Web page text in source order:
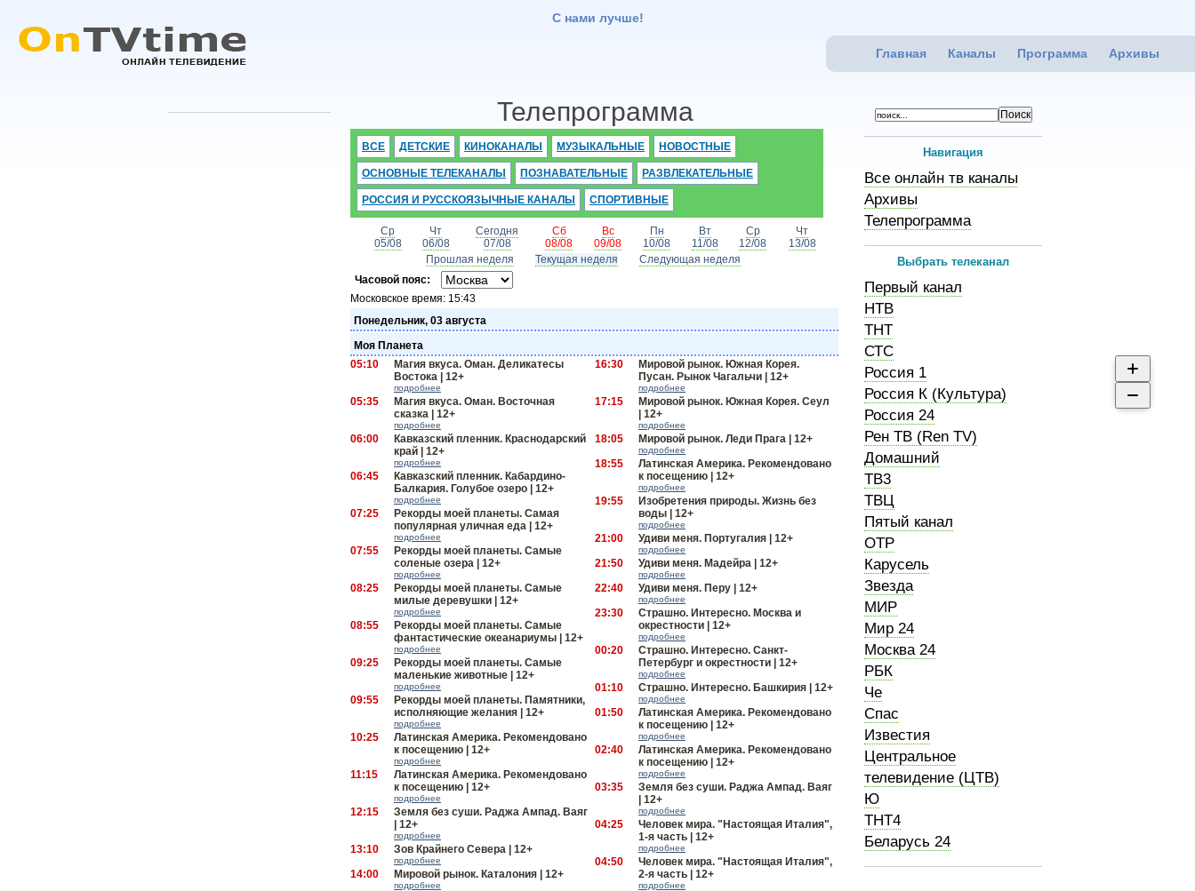
С нами лучше!
Главная Каналы Программа Архивы
Телепрограмма
ВСЕ ДЕТСКИЕ КИНОКАНАЛЫ МУЗЫКАЛЬНЫЕ НОВОСТНЫЕ
ОСНОВНЫЕ ТЕЛЕКАНАЛЫ ПОЗНАВАТЕЛЬНЫЕ РАЗВЛЕКАТЕЛЬНЫЕ
РОССИЯ И РУССКОЯЗЫЧНЫЕ КАНАЛЫ СПОРТИВНЫЕ
Ср
05/08
Чт
06/08
Сегодня
07/08
Сб
08/08
Вс
09/08
Пн
10/08
Вт
11/08
Ср
12/08
Чт
13/08
Прошлая неделя
Текущая неделя
Следующая неделя
Часовой пояс:
Московское время: 15:43
Понедельник, 03 августа
Моя Планета
05:10
Магия вкуса. Оман. Деликатесы
Востока | 12+
подробнее
05:35
Магия вкуса. Оман. Восточная
сказка | 12+
подробнее
06:00
Кавказский пленник. Краснодарский
край | 12+
подробнее
06:45
Кавказский пленник. Кабардино-
Балкария. Голубое озеро | 12+
подробнее
07:25
Рекорды моей планеты. Самая
популярная уличная еда | 12+
подробнее
07:55
Рекорды моей планеты. Самые
соленые озера | 12+
подробнее
08:25
Рекорды моей планеты. Самые
милые деревушки | 12+
подробнее
08:55
Рекорды моей планеты. Самые
фантастические океанариумы | 12+
подробнее
09:25
Рекорды моей планеты. Самые
маленькие животные | 12+
подробнее
09:55
Рекорды моей планеты. Памятники,
исполняющие желания | 12+
подробнее
10:25
Латинская Америка. Рекомендовано
к посещению | 12+
подробнее
11:15
Латинская Америка. Рекомендовано
к посещению | 12+
подробнее
12:15
Земля без суши. Раджа Ампад. Ваяг
| 12+
подробнее
13:10 Зов Крайнего Севера | 12+
подробнее
14:00 Мировой рынок. Каталония | 12+
подробнее
16:30
Мировой рынок. Южная Корея.
Пусан. Рынок Чагальчи | 12+
подробнее
17:15
Мировой рынок. Южная Корея. Сеул
| 12+
подробнее
18:05 Мировой рынок. Леди Прага | 12+
подробнее
18:55
Латинская Америка. Рекомендовано
к посещению | 12+
подробнее
19:55
Изобретения природы. Жизнь без
воды | 12+
подробнее
21:00 Удиви меня. Португалия | 12+
подробнее
21:50 Удиви меня. Мадейра | 12+
подробнее
22:40 Удиви меня. Перу | 12+
подробнее
23:30
Страшно. Интересно. Москва и
окрестности | 12+
подробнее
00:20
Страшно. Интересно. Санкт-
Петербург и окрестности | 12+
подробнее
01:10 Страшно. Интересно. Башкирия | 12+
подробнее
01:50
Латинская Америка. Рекомендовано
к посещению | 12+
подробнее
02:40
Латинская Америка. Рекомендовано
к посещению | 12+
подробнее
03:35
Земля без суши. Раджа Ампад. Ваяг
| 12+
подробнее
04:25
Человек мира. "Настоящая Италия",
1-я часть | 12+
подробнее
04:50
Человек мира. "Настоящая Италия",
2-я часть | 12+
подробнее
Навигация
Все онлайн тв каналы
Архивы
Телепрограмма
Выбрать телеканал
Первый канал
НТВ
ТНТ
СТС
Россия 1
Россия К (Культура)
Россия 24
Рен ТВ (Ren TV)
Домашний
ТВ3
ТВЦ
Пятый канал
ОТР
Карусель
Звезда
МИР
Мир 24
Москва 24
РБК
Че
Спас
Известия
Центральное
телевидение (ЦТВ)
Ю
ТНТ4
Беларусь 24